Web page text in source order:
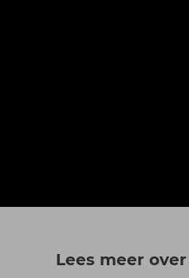
Lees meer over